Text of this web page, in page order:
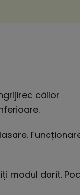
căilor
modul dorit.